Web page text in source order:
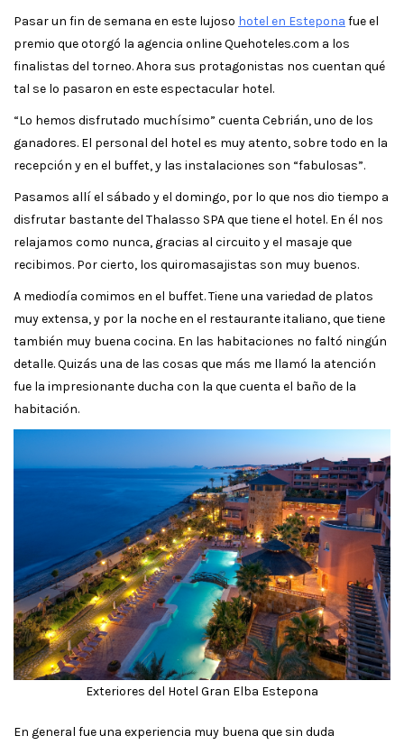
Pasar un fin de semana en este lujoso hotel en Estepona fue el
premio que otorgó la agencia online Quehoteles.com a los
finalistas del torneo. Ahora sus protagonistas nos cuentan qué
tal se lo pasaron en este espectacular hotel.
“Lo hemos disfrutado muchísimo” cuenta Cebrián, uno de los
ganadores. El personal del hotel es muy atento, sobre todo en la
recepción y en el buffet, y las instalaciones son “fabulosas”.
Pasamos allí el sábado y el domingo, por lo que nos dio tiempo a
disfrutar bastante del Thalasso SPA que tiene el hotel. En él nos
relajamos como nunca, gracias al circuito y el masaje que
recibimos. Por cierto, los quiromasajistas son muy buenos.
A mediodía comimos en el buffet. Tiene una variedad de platos
muy extensa, y por la noche en el restaurante italiano, que tiene
también muy buena cocina. En las habitaciones no faltó ningún
detalle. Quizás una de las cosas que más me llamó la atención
fue la impresionante ducha con la que cuenta el baño de la
habitación.
Exteriores del Hotel Gran Elba Estepona
En general fue una experiencia muy buena que sin duda